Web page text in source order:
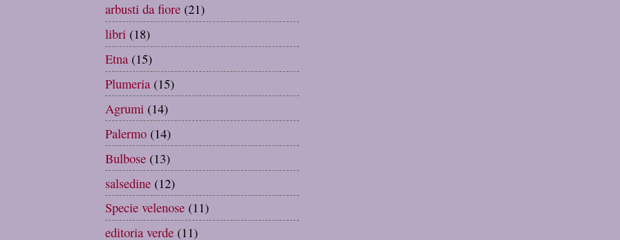
arbusti da fiore (21)
libri (18)
Etna (15)
Plumeria (15)
Agrumi (14)
Palermo (14)
Bulbose (13)
salsedine (12)
Specie velenose (11)
editoria verde (11)